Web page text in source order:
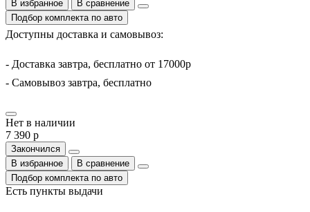
В избранное
В сравнение
Подбор комплекта по авто
Доступны доставка и самовывоз:
- Доставка завтра, бесплатно от 17000р
- Самовывоз завтра, бесплатно
Нет в наличии
7 390 р
Закончился
В избранное
В сравнение
Подбор комплекта по авто
Есть пункты выдачи